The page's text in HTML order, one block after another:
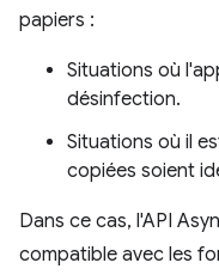
papiers :
Situations où
désinfection.
Situations où il
copiées soient
Dans ce cas, l'API
compatible avec les